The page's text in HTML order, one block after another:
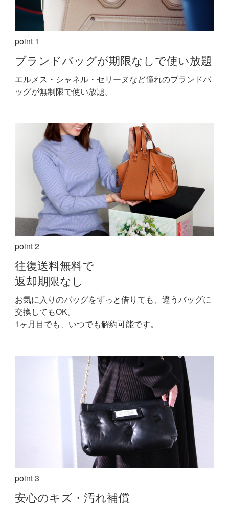
point 1
ブランドバッグが期限なしで使い放題
エルメス・シャネル・セリーヌなど憧れのブランドバ
ッグが無制限で使い放題。
point 2
往復送料無料で
返却期限なし
お気に入りのバッグをずっと借りても、違うバッグに
交換してもOK。
1ヶ月目でも、いつでも解約可能です。
point 3
安心のキズ・汚れ補償